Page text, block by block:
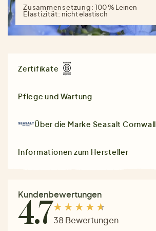
Zusammensetzung:100 % Leinen
Elastizität: nicht elastisch
Zertifikate
Pflege und Wartung
Über die Marke Seasalt Cornwall
Informationen zum Hersteller
Kundenbewertungen
4.738 Bewertungen